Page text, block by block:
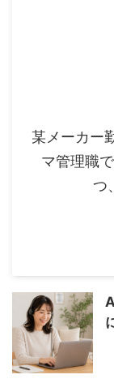
某メーカー
マ管理職
つ